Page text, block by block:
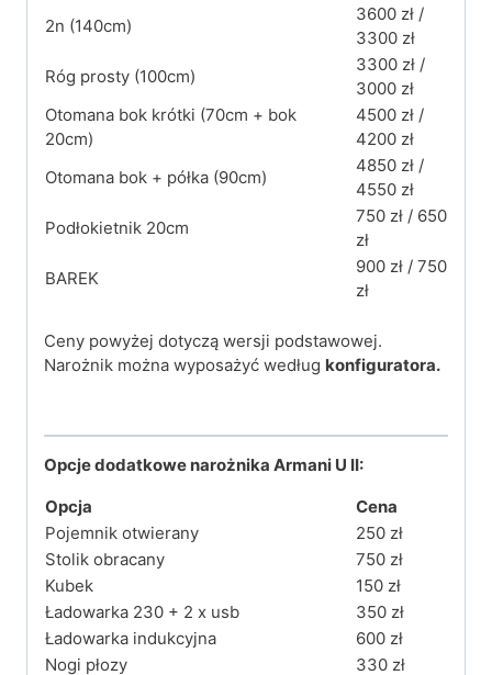
2n (140cm)
3600 zł /
3300 zł
Róg prosty (100cm)
3300 zł /
3000 zł
Otomana bok krótki (70cm + bok
20cm)
4500 zł /
4200 zł
Otomana bok + półka (90cm)
4850 zł /
4550 zł
Podłokietnik 20cm
750 zł / 650
zł
BAREK
900 zł / 750
zł
Ceny powyżej dotyczą wersji podstawowej.
Narożnik można wyposażyć według konfiguratora.
Opcje dodatkowe narożnika Armani U II:
Opcja
Cena
Pojemnik otwierany
250 zł
Stolik obracany
750 zł
Kubek
150 zł
Ładowarka 230 + 2 x usb
350 zł
Ładowarka indukcyjna
600 zł
Nogi płozy
330 zł